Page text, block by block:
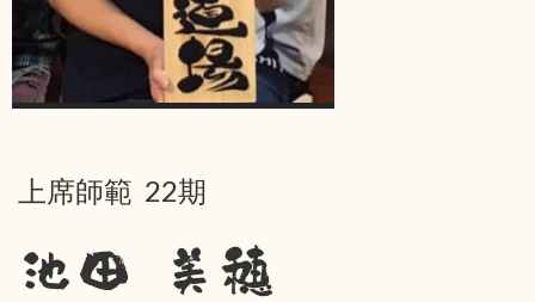
上席師範 22期
池田 美穂